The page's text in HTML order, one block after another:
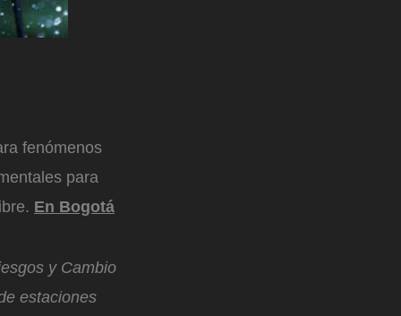
fenómenos
para
En Bogotá
y Cambio
estaciones